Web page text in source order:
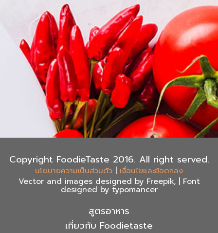
Copyright FoodieTaste 2016. All right served.
นโยบายความเป็นส่วนตัว | เงื่อนไขและข้อตกลง
Vector and images designed by Freepik, | Font
designed by typomancer
สูตรอาหาร
เกี่ยวกับ Foodietaste